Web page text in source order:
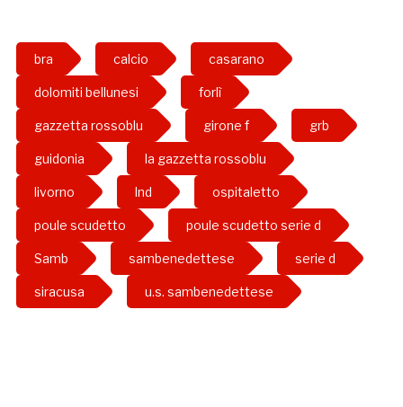
bra calcio casarano
dolomiti bellunesi forlì
gazzetta rossoblu girone f grb
guidonia la gazzetta rossoblu
livorno lnd ospitaletto
poule scudetto poule scudetto serie d
Samb sambenedettese serie d
siracusa u.s. sambenedettese